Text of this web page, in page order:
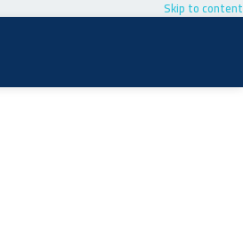
Skip to content